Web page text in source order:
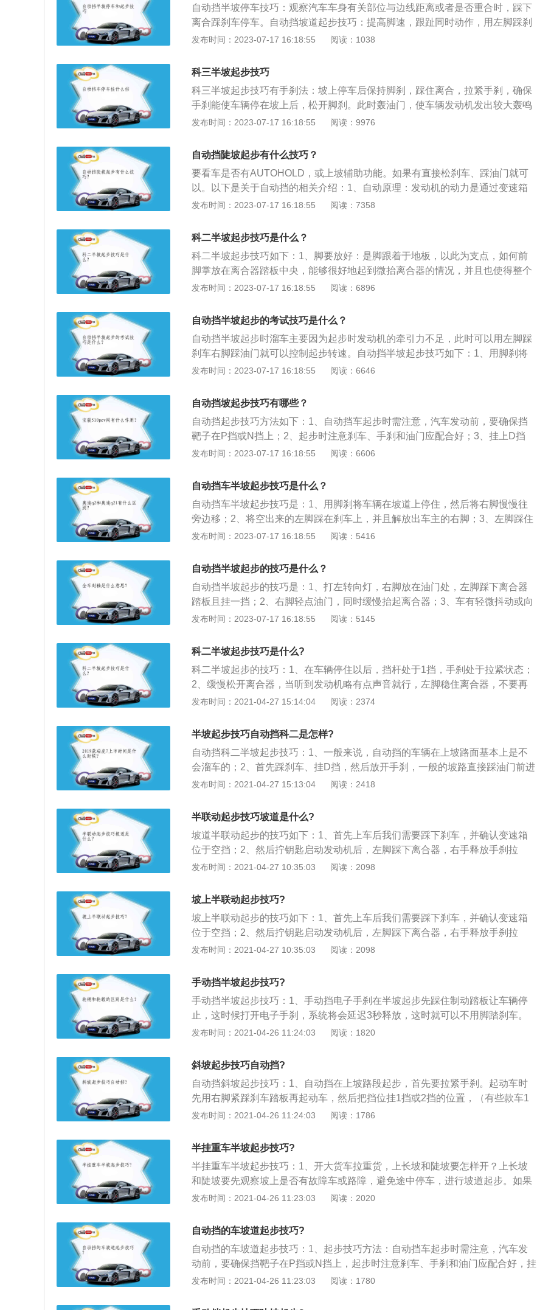
自动挡半坡停车技巧：观察汽车车身有关部位与边线距离或者是否重合时，踩下
离合踩刹车停车。自动挡坡道起步技巧：提高脚速，跟趾同时动作，用左脚踩刹
车，用手刹停住。自动挡的车与手动挡相比，不仅操作更加简单而且还不容易熄
速，慢打方往向右侧路边线靠近；当看到引擎盖右前角1/3处与路边线重合时，即
可保持方向直行，同时通过右后视镜观察整个车身与边线的位置关系，目的是保
证车身与路边线距离在30cm以内。确定好30cm的距离后，观察左后视镜，当左
后视镜下沿与第二条粗黄实线（桩杆线）重合时，即可踩刹车踩离合停车；2、
还有一种方法是：看右边雨刮器上的凸起点，与停车标志牌的杆，还有眼睛成三
问题的技巧有四个：1、提高脚速。也就是加快右脚从刹车踏板挪到油门踏板并
踩下油门踏板的速度；2、跟趾同时动作。这一招难度有点大，用右脚掌踩住刹
车的同时用右脚跟去踩油门，并且脚掌松刹车和脚跟踩刹车的速度要控制得很稳
右脚并将左脚踩在刹车上，然后用右脚去踩油门；4、用手刹停住。用脚刹在坡
趋势之后缓缓松掉手刹。相比手动挡而言，自动挡半坡起步会简单许多，因为你
只需控制油门和刹车的节奏，不会像手动挡那样，需要把离合拿捏到非常的精
准，但是也不是说完全没有任何风险。上坡时，自动挡方便。不过，起步能养成
手刹配合的习惯还是比较保险。下坡时，手动挡可以通过档位变换，来控制车
发布时间：2023-07-17 16:18:55 阅读：1038
科三半坡起步技巧
科三半坡起步技巧有手刹法：坡上停车后保持脚刹，踩住离合，拉紧手刹，确保
手刹能使车辆停在坡上后，松开脚刹。此时轰油门，使车辆发动机发出较大轰鸣
声，保持油门不变并慢抬离合，发动机声音会随着离合的抬起而逐渐变弱，抬到
大油门力度，必要时可以大油门带手刹强起。正确起步时车辆应平稳，无前冲、
抖动、熄火的现象，平稳起步的关键是掌握离合器半联动的时机，要与油门踏板
紧密配合。如果在起步过程中感觉动力不足，发动机即将熄火，就要多踩一点离
合器踏板，加大油门重新起步。
发布时间：2023-07-17 16:18:55 阅读：9976
自动挡陡坡起步有什么技巧？
要看车是否有AUTOHOLD，或上坡辅助功能。如果有直接松刹车、踩油门就可
以。以下是关于自动挡的相关介绍：1、自动原理：发动机的动力是通过变速箱
传递出去，变速箱也是影响油耗的关键指标，一般来说自动变速器比手动变速器
巧：手动挡车，应该高转速加挡。发动机是按照在较高转速下工作设计，各种部
件的动平衡和转动惯量等参数也都是以高转速下为参考值设计，如果发动机长时
间在非正常的工作状态下工作，内部机件的负荷和磨损自然增加，抖动和叫杆儿
现象经常发生，寿命也要受影响。选择3000RPM作为加挡转数，加挡后正好是2
300多转，可以保证发动机始终工作在健康转速的范围之内。
发布时间：2023-07-17 16:18:55 阅读：7358
科二半坡起步技巧是什么？
科二半坡起步技巧如下：1、脚要放好：是脚跟着于地板，以此为支点，如何前
脚掌放在离合器踏板中央，能够很好地起到微抬离合器的情况，并且也使得整个
脚能够有一个支撑，不会太酸，导致离合器掌握的不好。2、离合与刹车配合
然降下来。在坡道停车这里，和离合器配合好，当看到点位后，快速地踩下离合
和刹车，那在倒车入库中，估算即将完成入库的时候，轻踩离合控制动力，轻踩
刹车，避免车辆惯性。
发布时间：2023-07-17 16:18:55 阅读：6896
自动挡半坡起步的考试技巧是什么？
自动挡半坡起步时溜车主要因为起步时发动机的牵引力不足，此时可以用左脚踩
刹车右脚踩油门就可以控制起步转速。自动挡半坡起步技巧如下：1、用脚刹将
车辆在坡道上停住，然后将右脚慢慢往旁边移。2、将空出来的左脚踩在刹车
油门感觉到车辆往前绷紧后，就可以慢慢松开刹车，车辆半坡起步成功。
发布时间：2023-07-17 16:18:55 阅读：6646
自动挡坡起步技巧有哪些？
自动挡起步技巧方法如下：1、自动挡车起步时需注意，汽车发动前，要确保挡
靶子在P挡或N挡上；2、起步时注意刹车、手刹和油门应配合好；3、挂上D挡
后，松手刹的同时慢抬刹车(等同于手动挡车的慢抬离合器)然后轻点油门，让车
松开制动踏板。5、自动变速箱在不启动的情况下机油不循环，由于内部的机械
得不到润滑和降温，长距离、快速地拖车会造成变速箱的磨损和损坏。
发布时间：2023-07-17 16:18:55 阅读：6606
自动挡车半坡起步技巧是什么？
自动挡车半坡起步技巧是：1、用脚刹将车辆在坡道上停住，然后将右脚慢慢往
旁边移；2、将空出来的左脚踩在刹车上，并且解放出车主的右脚；3、左脚踩住
了刹车，车主就可以用右脚去踩油门提高发动机转速；4、加油门感觉到车辆往
车的挡位有：1、p驻车挡：换挡杆处于此位置时驱动轮会被机械锁止，同时允许
启动发动机；2、r倒挡：只需按下换挡杆上的解锁按钮，不需踩制动踏板；3、n
空挡：当换挡杆位于此位置时，变速器空转且发动机动力无法传递至驱动轮；
4、d前进挡。
发布时间：2023-07-17 16:18:55 阅读：5416
自动挡半坡起步的技巧是什么？
自动挡半坡起步的技巧是：1、打左转向灯，右脚放在油门处，左脚踩下离合器
踏板且挂一挡；2、右脚轻点油门，同时缓慢抬起离合器；3、车有轻微抖动或向
前的趋势时，缓慢放下手刹；5、左脚继续松开离合至完全松开。半坡起步注意
门踏板，避免制动力不足造成溜车；2、起步过程中，要避免长时间在半联动状
态下踩油门，因为这样会造成离合器打滑。
发布时间：2023-07-17 16:18:55 阅读：5145
科二半坡起步技巧是什么?
科二半坡起步的技巧：1、在车辆停住以后，挡杆处于1挡，手刹处于拉紧状态；
2、缓慢松开离合器，当听到发动机略有点声音就行，左脚稳住离合器，不要再
动；3、右脚缓慢松开刹车，然后轻踩油门，稍微给点油，右脚稳住油门踏板；
向前窜动的感觉，左脚稳住离合器；5、右脚油门踏板再往上抬一点，把手刹松
到底，车辆就可以平稳起步了。
发布时间：2021-04-27 15:14:04 阅读：2374
半坡起步技巧自动挡科二是怎样?
自动挡科二半坡起步技巧：1、一般来说，自动挡的车辆在上坡路面基本上是不
会溜车的；2、首先踩刹车、挂D挡，然后放开手刹，一般的坡路直接踩油门前进
就行，陡坡的话就把这个动作快速完成，因为车辆在D挡上的时候是一直都有前
况下重力加速度要大于前进的驱动力，即便这样车子也不会马上就后溜，会有一
个很短时间的停滞状态，在这个短时间内你只要把油门踩下去就可以保证不溜
车；4、如果非要利用手刹也可以，就是在松开刹车后踩下油门的瞬间放开手
刹，这个时间不好控制，弄不好会损坏驻车制动装置。
发布时间：2021-04-27 15:13:04 阅读：2418
半联动起步技巧坡道是什么?
坡道半联动起步的技巧如下：1、首先上车后我们需要踩下刹车，并确认变速箱
位于空挡；2、然后拧钥匙启动发动机后，左脚踩下离合器，右手释放手刹拉
杆，并将变速箱挂入1挡，准备起步；3、左脚慢慢释放离合器踏板的同时，右脚
动作，车辆就会进入“离合器半联动”状态，此时车辆就会开始缓慢起步了；4、在
车辆起步稳定后，左脚离开离合器踏板，右脚按照需要踩下油门使车辆加速就可
以了。
发布时间：2021-04-27 10:35:03 阅读：2098
坡上半联动起步技巧?
坡上半联动起步的技巧如下：1、首先上车后我们需要踩下刹车，并确认变速箱
位于空挡；2、然后拧钥匙启动发动机后，左脚踩下离合器，右手释放手刹拉
杆，并将变速箱挂入1挡，准备起步；3、左脚慢慢释放离合器踏板的同时，右脚
动作，车辆就会进入“离合器半联动”状态，此时车辆就会开始缓慢起步了；4、在
车辆起步稳定后，左脚离开离合器踏板，右脚按照需要踩下油门使车辆加速就可
以了。
发布时间：2021-04-27 10:35:03 阅读：2098
手动挡半坡起步技巧?
手动挡半坡起步技巧：1、手动挡电子手刹在半坡起步先踩住制动踏板让车辆停
止，这时候打开电子手刹，系统将会延迟3秒释放，这时就可以不用脚踏刹车。
当要起步时，踩下离合挂上1挡，然后加油门直接起步；2、电子手刹从基本的驻
用，使得驾驶者在车辆停下时不需要长时间刹车。启动自动电子驻车制动的情况
下，能够避免车辆不必要的滑行。是由电子控制方式实现停车制动的技术。其工
作原理与机械式手刹相同，均是通过刹车盘与刹车片产生的摩擦力来达到控制停
车制动，只不过控制方式从之前的机械式手刹拉杆变成了电子按钮；3、电子手
刹也就是电子驻车制动系统。电子驻车制动系统（EPB：ElectricalParkBrake）
电子控制方式实现停车制动的技术。是由电子控制方式实现停车制动的技术。其
工作原理与机械式手刹相同，均是通过刹车盘与刹车片产生的摩擦力来达到控制
停车制动，只不过控制方式从之前的机械式手刹拉杆变成了电子按钮。从电子手
能技术的运用，使得驾驶者在车辆停下时不需要长时间刹车。以及启动自动电子
发布时间：2021-04-26 11:24:03 阅读：1820
斜坡起步技巧自动挡?
自动挡斜坡起步技巧：1、自动挡在上坡路段起步，首先要拉紧手刹。起动车时
先用右脚紧踩刹车踏板再起动车，然后把挡位挂1挡或2挡的位置，（有些款车1
挡和2挡用拼音标示的，只有高挡用D标示的；2、不要挂D挡）。松开刹车右脚
的，就是1挡或2挡，不要踏油门踏板，随惯性下坡，但右脚要放在刹车踏板上控
制车速。
发布时间：2021-04-26 11:24:03 阅读：1786
半挂重车半坡起步技巧?
半挂重车半坡起步技巧：1、开大货车拉重货，上长坡和陡坡要怎样开？上长坡
和陡坡要先观察坡上是否有故障车或路障，避免途中停车，进行坡道起步。如果
你对你的手艺没有信心，就别冲坡了，在坡下挂低挡，也叫爬坡挡慢慢爬坡；
缓慢油离配合起步。装长货的车要前后重量一样，别在半坡上停车，在坡下用低
速挡爬坡，半坡上别停车和换挡，谨防大货车“抬头”翻车；3、挡位提前换好，土
路抢不进挡的。看路况用合适的挡位，动力要给足爬坡当然用扭力最大的挡，只
有这样车爬坡才会省力。无论几挡的变速箱，你都用1挡来走不好走的路，则发
动机带动着轻松。
发布时间：2021-04-26 11:23:03 阅读：2020
自动挡的车坡道起步技巧?
自动挡的车坡道起步技巧：1、起步技巧方法：自动挡车起步时需注意，汽车发
动前，要确保挡靶子在P挡或N挡上，起步时注意刹车、手刹和油门应配合好，挂
上D挡后，松手刹的同时慢抬刹车（等同于手动挡车的慢抬离合器）然后轻点油
不要松开制动踏板；2、在实际的驾驶中自动挡在上坡起步时，一般短时间内是
发布时间：2021-04-26 11:23:03 阅读：1780